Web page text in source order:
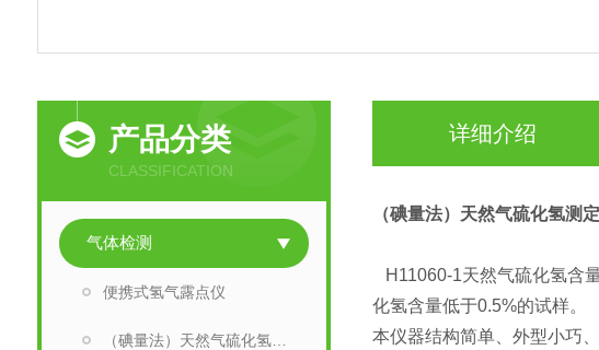
产品分类
CLASSIFICATION
气体检测
便携式氢气露点仪
（碘量法）天然气硫化氢测定仪
详细介绍
（碘量法）天然气硫化氢测
H11060-1天然气硫化氢含
化氢含量低于0.5%的试样。
本仪器结构简单、外型小巧